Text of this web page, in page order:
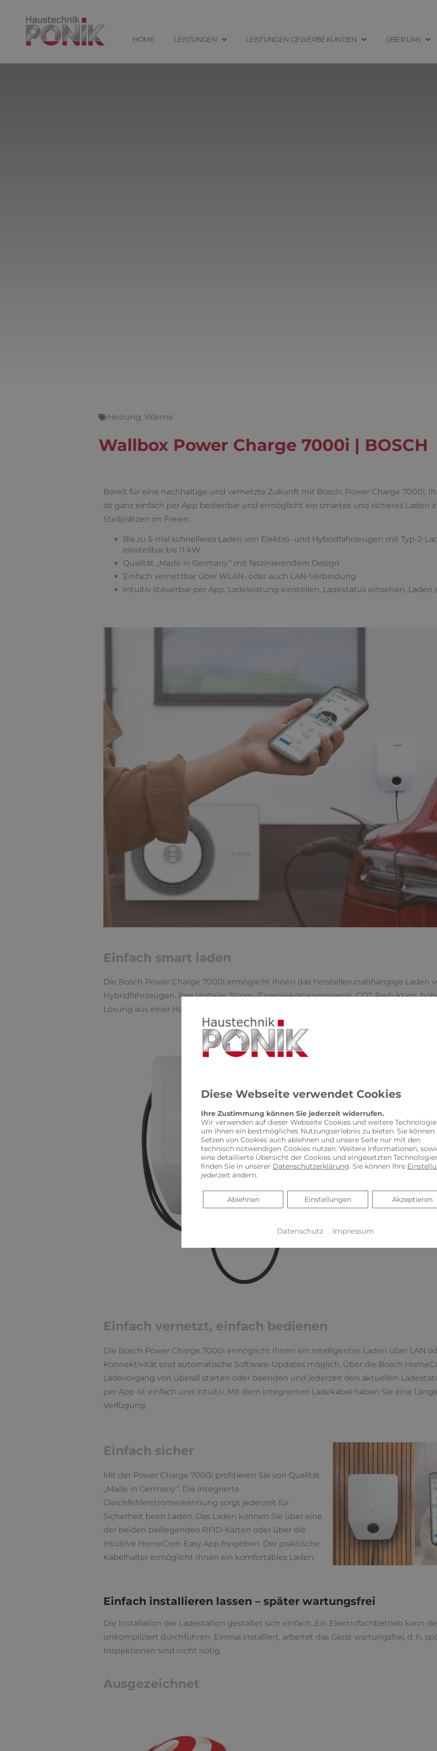
HOME LEISTUNGEN LEISTUNGEN GEWERBEKUNDEN ÜBER UNS
Heizung, Wärme
Wallbox Power Charge 7000i | BOSCH
Bereit für eine nachhaltige und vernetzte Zukunft mit Bosch: Power Charge 7000i,
ist ganz einfach per App bedienbar und ermöglicht ein smartes und sicheres Laden
Stellplätzen im Freien.
Bis zu 5-mal schnelleres Laden von Elektro- und Hybridfahrzeugen mit Typ-2-
einstellbar bis 11 kW
Qualität „Made in Germany“ mit faszinierendem Design
Einfach vernetzbar über WLAN- oder auch LAN-Verbindung
Intuitiv steuerbar per App: Ladeleistung einstellen, Ladestatus einsehen, Laden
Einfach smart laden
Die Bosch Power Charge 7000i ermöglicht Ihnen das herstellerunabhängige Laden
Hybridfahrzeugen. Ihre Vorteile: Strom-/Energiekostenersparnis, CO2-Reduktion,
Lösung aus einer Hand. Mit der Wallbox von Bosch sind Sie für die Zukunft optimal
Einfach
Die Wallbox lässt sich
integrieren*. So können
einer Photovoltaik-
reduzierten Stromkosten
Betrieb eines
Laden (Autostrom)
*Noch effizienter und
Verbindung mit Ihrer
zusätzlichen Integration
verfügbar ab Herbst 2023.
Einfach vernetzt, einfach bedienen
Die Bosch Power Charge 7000i ermöglicht Ihnen ein intelligentes Laden über LAN
Konnektivität sind automatische Software-Updates möglich. Über die Bosch
Ladevorgang von überall starten oder beenden und jederzeit den aktuellen
per App ist einfach und intuitiv. Mit dem integrierten Ladekabel haben Sie eine
Verfügung.
Einfach sicher
Mit der Power Charge 7000i profitieren Sie von Qualität
„Made in Germany“. Die integrierte
Gleichfehlerstromerkennung sorgt jederzeit für
Sicherheit beim Laden. Das Laden können Sie über eine
der beiden beiliegenden RFID-Karten oder über die
intuitive HomeCom Easy App freigeben. Der praktische
Kabelhalter ermöglicht Ihnen ein komfortables Laden.
Einfach installieren lassen – später wartungsfrei
Die Installation der Ladestation gestaltet sich einfach. Ein Elektrofachbetrieb kann
unkompliziert durchführen. Einmal installiert, arbeitet das Gerät wartungsfrei, d. h.
Inspektionen sind nicht nötig.
Ausgezeichnet
Diese Webseite verwendet Cookies
Ihre Zustimmung können Sie jederzeit widerrufen.
Wir verwenden auf dieser Webseite Cookies und weitere
um Ihnen ein bestmögliches Nutzungserlebnis zu bieten. Sie können
Setzen von Cookies auch ablehnen und unsere Seite nur mit den
technisch notwendigen Cookies nutzen. Weitere Informationen,
eine detaillierte Übersicht der Cookies und eingesetzten
finden Sie in unserer Datenschutzerklärung. Sie können Ihre
jederzeit ändern.
Akzeptieren
Einstellungen
Ablehnen
Ablehnen
Datenschutz Impressum